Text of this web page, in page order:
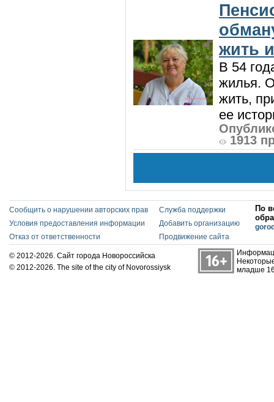
жить
В 54
жилья.
жить,
ее
1913
Сообщить о нарушении авторских прав
Условия предоставления информации
Отказ от ответственности
Служба поддержки
Добавить организацию
Продвижение сайта
По
© 2012-2026. Сайт города Новороссийска
© 2012-2026. The site of the city of Novorossiysk
младше